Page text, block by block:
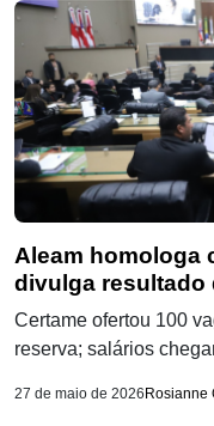
Aleam homologa
divulga resultado
Certame ofertou 100
reserva; salários
27 de maio de 2026 Rosianne